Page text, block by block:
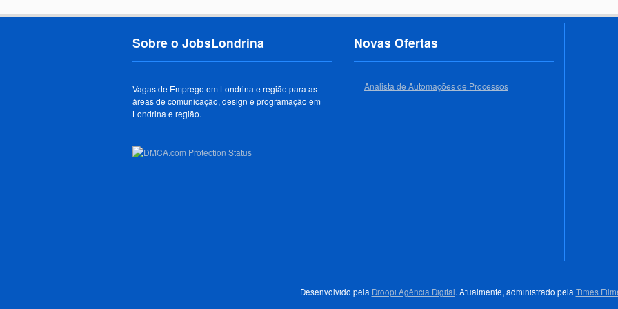
Sobre o JobsLondrina
Vagas de Emprego em Londrina e região para as
áreas de comunicação, design e programação em
Londrina e região.
Novas Ofertas
Analista de Automações de Processos
Desenvolvido pela Droopi Agência Digital. Atualmente, administrado pela Times